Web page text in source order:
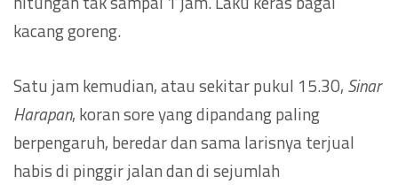
kacang goreng.
Satu jam kemudian, atau sekitar pukul 15.30, Sinar
Harapan, koran sore yang dipandang paling
berpengaruh, beredar dan sama larisnya terjual
habis di pinggir jalan dan di sejumlah